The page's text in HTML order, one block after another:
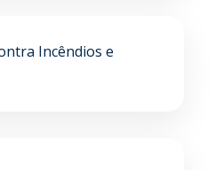
Incêndios e